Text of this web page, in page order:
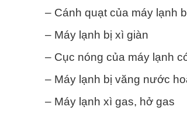
– Cánh quạt của máy lạnh
– Máy lạnh bị xì giàn
– Cục nóng của máy lạnh
– Máy lạnh bị văng nước
– Máy lạnh xì gas, hở gas
Sinh Máy Giặt Quận 4
Sinh Máy Giặt Quận 6
Sinh Máy Giặt Quận 7
Sửa
Sửa